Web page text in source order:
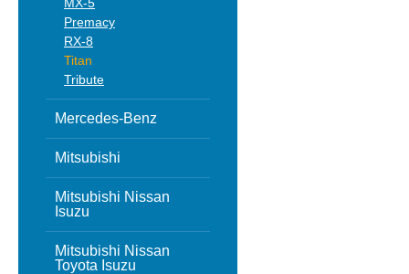
Premacy
RX-8
Titan
Tribute
Mercedes-Benz
Mitsubishi
Mitsubishi Nissan
Isuzu
Mitsubishi Nissan
Toyota Isuzu